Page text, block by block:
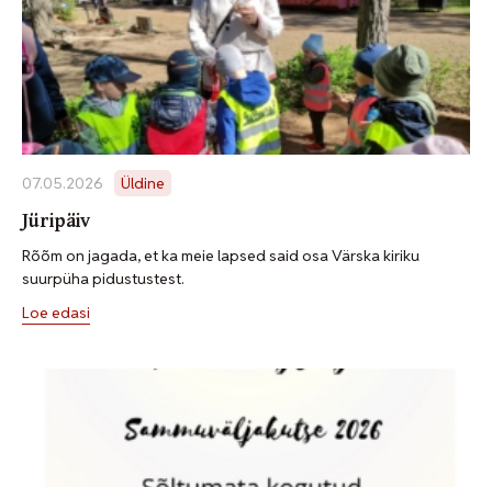
07.05.2026 Üldine
Jüripäiv
Rõõm on jagada, et ka meie lapsed said osa Värska kiriku
suurpüha pidustustest.
Loe edasi